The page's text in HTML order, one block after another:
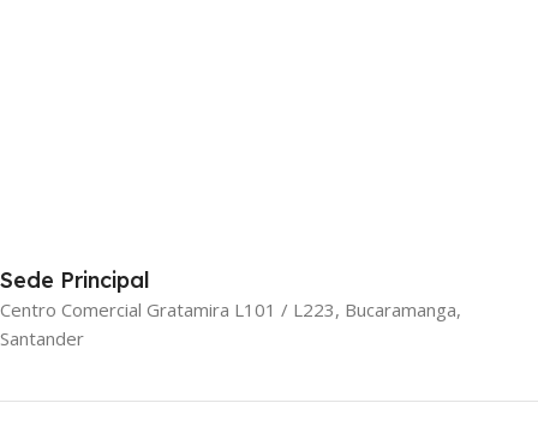
Sede Principal
Centro Comercial Gratamira L101 / L223, Bucaramanga,
Santander